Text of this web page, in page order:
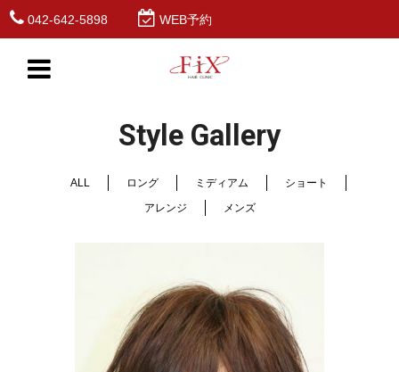
042-642-5898 WEB予約
Style Gallery
ALL ロング ミディアム
ショート
アレンジ
メンズ